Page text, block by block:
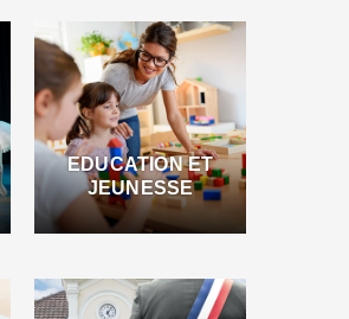
EDUCATION ET
JEUNESSE